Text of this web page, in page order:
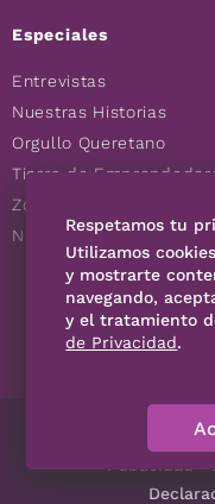
Especiales
Entrevistas
Nuestras Historias
Orgullo Queretano
Tierra de
Zoociales
Nuevos Queretanos
Publicidad
Respetamos tu
Utilizamos
y mostrarte
navegando,
y el tratamiento
de Privacidad.